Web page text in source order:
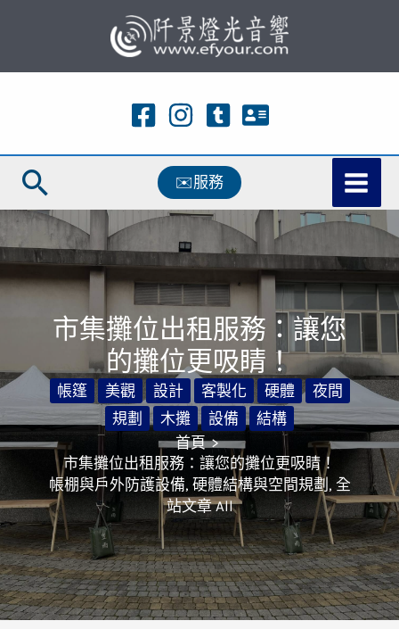
主
容
搜
尋
✉️服務
市集攤位出租服務：讓您
的攤位更吸睛！
帳篷 美觀 設計 客製化 硬體
夜間
規劃
木攤 設備
結構
首頁
市集攤位出租服務：讓您的攤位更吸睛！
帳棚與戶外防護設備, 硬體結構與空間規劃 , 全
站文章 All